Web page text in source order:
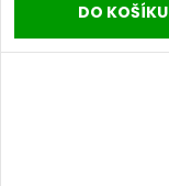
DO KOŠÍKU